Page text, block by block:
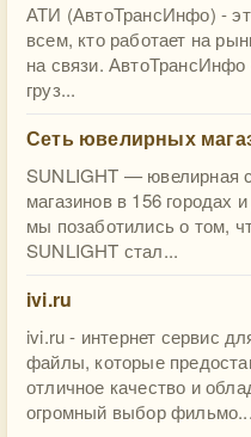
АТИ (АвтоТрансИнфо) -
всем, кто работает на
на связи.
груз...
Сеть ювелирных
SUNLIGHT — ювелирная
магазинов в 156 городах
мы позаботились о том,
SUNLIGHT стал...
ivi.ru
ivi.ru - интернет сервис
файлы, которые
отличное качество и
огромный выбор фильмо...